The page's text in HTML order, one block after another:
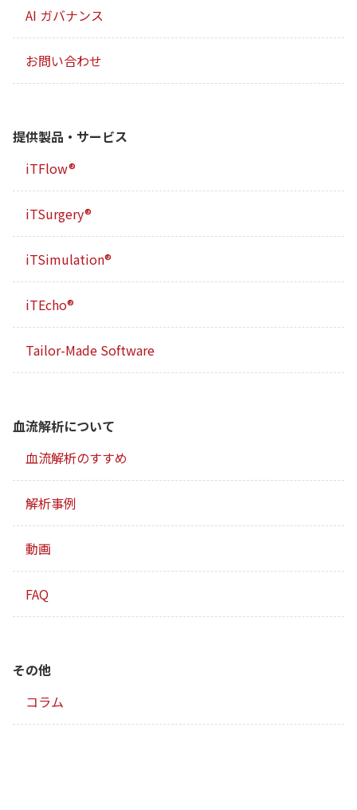
AI ガバナンス
お問い合わせ
提供製品・サービス
iTFlow®
iTSurgery®
iTSimulation®
iTEcho®
Tailor-Made Software
血流解析について
血流解析のすすめ
解析事例
動画
FAQ
その他
コラム